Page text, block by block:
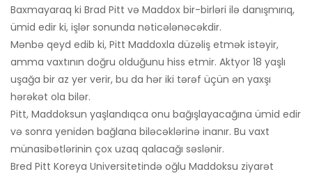
Baxmayaraq ki Brad Pitt və Maddox bir-birləri ilə danışmırıq,
ümid edir ki, işlər sonunda nəticələnəcəkdir.
Mənbə qeyd edib ki, Pitt Maddoxla düzəliş etmək istəyir,
amma vaxtının doğru olduğunu hiss etmir. Aktyor 18 yaşlı
uşağa bir az yer verir, bu da hər iki tərəf üçün ən yaxşı
hərəkət ola bilər.
Pitt, Maddoksun yaşlandıqca onu bağışlayacağına ümid edir
və sonra yenidən bağlana biləcəklərinə inanır. Bu vaxt
münasibətlərinin çox uzaq qalacağı səslənir.
Bred Pitt Koreya Universitetində oğlu Maddoksu ziyarət